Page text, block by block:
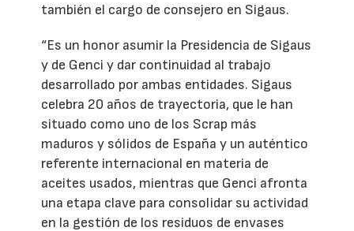
también el cargo de consejero en Sigaus.
“Es un honor asumir la Presidencia de Sigaus
y de Genci y dar continuidad al trabajo
desarrollado por ambas entidades. Sigaus
celebra 20 años de trayectoria, que le han
situado como uno de los Scrap más
maduros y sólidos de España y un auténtico
referente internacional en materia de
aceites usados, mientras que Genci afronta
una etapa clave para consolidar su actividad
en la gestión de los residuos de envases